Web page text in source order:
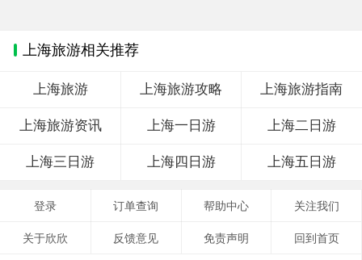
上海旅游相关推荐
上海旅游 上海旅游攻略 上海旅游指南
上海旅游资讯 上海一日游 上海二日游
上海三日游 上海四日游 上海五日游
登录 订单查询 帮助中心 关注我们
关于欣欣 反馈意见 免责声明 回到首页